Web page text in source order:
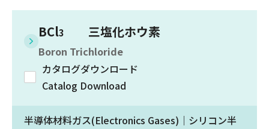
BCl3 三塩化ホウ素
Boron Trichloride
カタログダウンロード
Catalog Download
半導体材料ガス(Electronics Gases)｜シリコン半